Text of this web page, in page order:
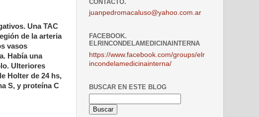
Una TAC
de la arteria
vasos
Había una
Ulteriores
Holter de 24 hs,
S, y proteína C
CONTACTO.
juanpedromacaluso@yahoo.com.ar
FACEBOOK.
ELRINCONDELAMEDICINAINTERNA
https://www.facebook.com/groups/elr
incondelamedicinainterna/
BUSCAR EN ESTE BLOG